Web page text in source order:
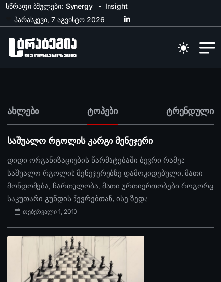
სწრაფი ბმულები: Synergy
Insight
პარასკევი, 7 აგვისტო 2026
ახლები ტოპები ტრენდული
საშუალო რგოლის კარგი მენეჯერი
დიდი ორგანიზაციების წარმატებაში ბევრი რამეა
საშუალო რგოლის მენეჯერებზე დამოკიდებული. მათი
მონდომება, ჩართულობა, მათი ურთიერთობები როგორც
საკუთარი გუნდის წევრებთან, ისე ზედა
თებერვალი 1, 2010